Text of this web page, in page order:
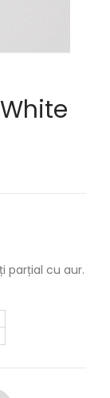
parțial cu aur.